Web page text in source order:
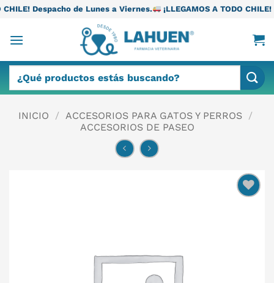
Saltar
contenido
de Lunes a Viernes. ¡LLEGAMOS A TODO CHILE! Despacho de
por:
INICIO / ACCESORIOS PARA GATOS Y PERROS /
ACCESORIOS DE PASEO